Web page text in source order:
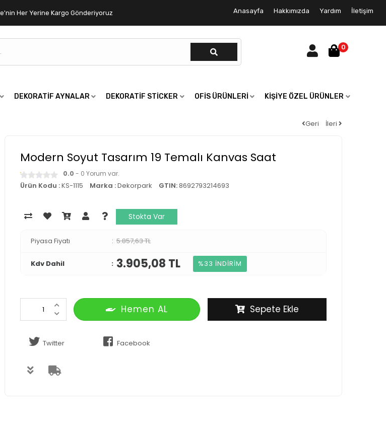
Her Yerine Kargo Gönderiyoruz Anasayfa Hakkımızda Yardım İletişim
0
DEKORATIF AYNALAR DEKORATIF STICKER OFIS ÜRÜNLERI KIŞIYE ÖZEL ÜRÜNLER
Geri İleri
Modern Soyut Tasarım 19 Temalı Kanvas Saat
0.0 - 0 Yorum var.
Ürün Kodu :KS-1115 Marka :Dekorpark GTIN:8692793214693
Stokta Var
Piyasa Fiyatı 5.857,63 TL
Kdv Dahil 3.905,08 TL %33 İNDİRİM
Hemen AL Sepete Ekle
Twitter Facebook